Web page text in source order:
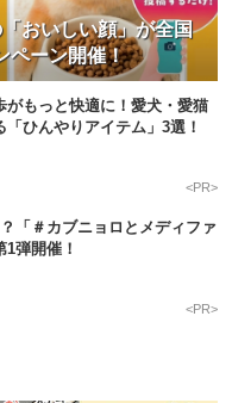
おいしい顔」が全国
ペーン開催！
がもっと快適に！愛犬・愛猫
ひんやりアイテム」3選！
<PR>
「＃カブニョロとメディファ
弾開催！
<PR>